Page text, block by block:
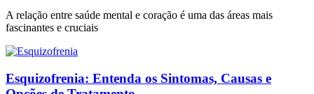
A relação entre saúde mental e coração é uma das áreas mais
fascinantes e cruciais
Esquizofrenia: Entenda os Sintomas, Causas e